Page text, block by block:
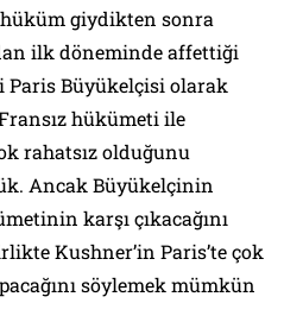
giydikten sonra
ilk döneminde affettiği
Paris Büyükelçisi olarak
Fransız hükümeti ile
rahatsız olduğunu
Ancak Büyükelçinin
karşı çıkacağını
Kushner’in Paris’te çok
söylemek mümkün